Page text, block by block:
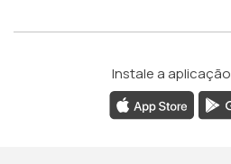
Instale a aplicação